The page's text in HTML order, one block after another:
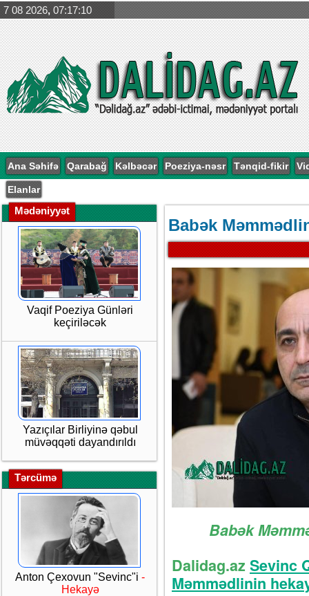
7 08 2026, 07:17:12
Ağdərə və Ağdamda yeni
arxeoloji abidələr
aşkarlandı
Türk
Ana Səhifə Qarabağ Kəlbəcər Poeziya-nəsr Tənqid-fikir
Elanlar
Mədəniyyət
Vaqif Poeziya Günləri
keçiriləcək
Yazıçılar Birliyinə qəbul
müvəqqəti dayandırıldı
Tərcümə
Anton Çexovun "Sevinc"i -
Hekayə
Babək
Babək
Dalidag.az Sevinc
Məmmədlinin